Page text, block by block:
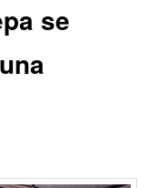
se